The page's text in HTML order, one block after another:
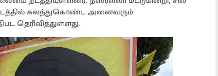
கலந்துகொண்ட அனைவரும்
தெரிவித்துள்ளது.